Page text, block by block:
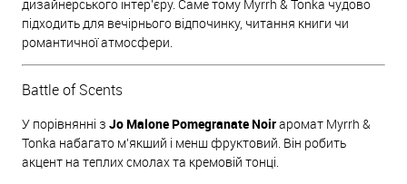
дизайнерського інтер'єру. Саме тому Myrrh & Tonka чудово
підходить для вечірнього відпочинку, читання книги чи
романтичної атмосфери.
Battle of Scents
У порівнянні з Jo Malone Pomegranate Noirаромат Myrrh &
Tonka набагато м'якший і менш фруктовий. Він робить
акцент на теплих смолах та кремовій тонці.